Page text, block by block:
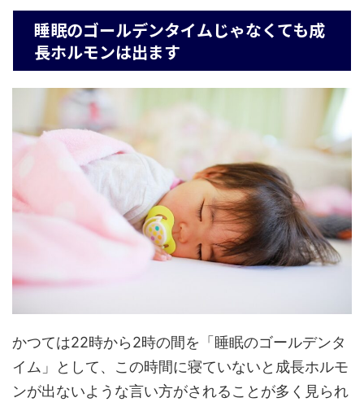
睡眠のゴールデンタイムじゃなくても成
長ホルモンは出ます
かつては22時から2時の間を「睡眠のゴールデンタ
イム」として、この時間に寝ていないと成長ホルモ
ンが出ないような言い方がされることが多く見られ